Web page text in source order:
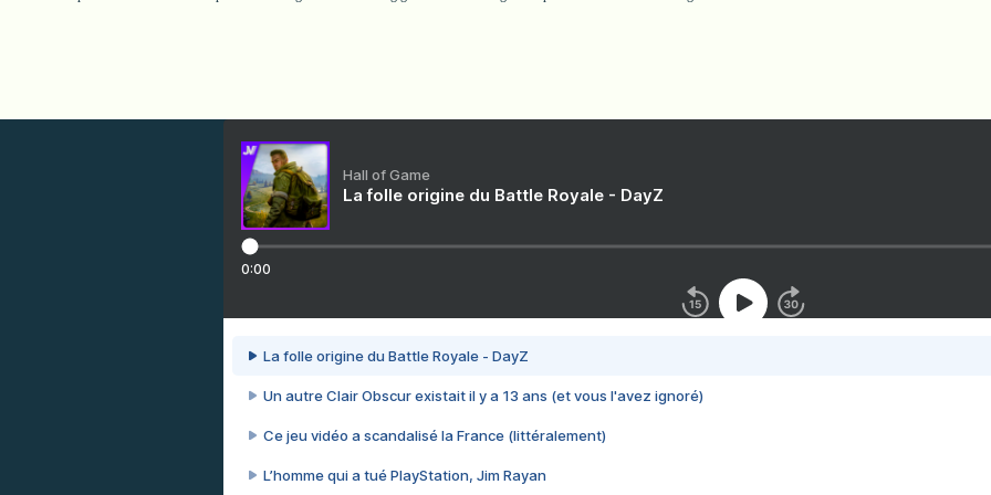
Hall of Game
La folle origine du Battle Royale - DayZ
0:00
La folle origine du Battle Royale - DayZ
Un autre Clair Obscur existait il y a 13 ans (et vous l'avez ignoré)
Ce jeu vidéo a scandalisé la France (littéralement)
L’homme qui a tué PlayStation, Jim Rayan